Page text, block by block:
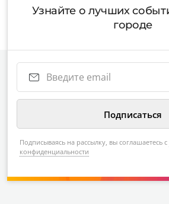
Узнайте о лучших
городе
Подписываясь на рассылку, вы соглашаетесь с
конфиденциальности